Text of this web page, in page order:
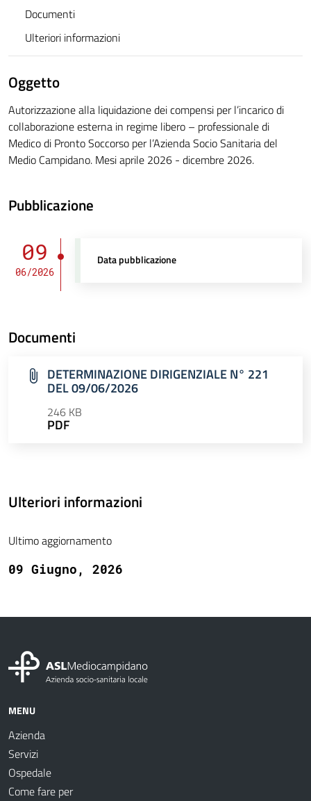
Documenti
Ulteriori informazioni
Oggetto
Autorizzazione alla liquidazione dei compensi per l’incarico di
collaborazione esterna in regime libero – professionale di
Medico di Pronto Soccorso per l’Azienda Socio Sanitaria del
Medio Campidano. Mesi aprile 2026 - dicembre 2026.
Pubblicazione
09
06/2026
Data pubblicazione
Documenti
DETERMINAZIONE DIRIGENZIALE N° 221
DEL 09/06/2026
246 KB
PDF
Ulteriori informazioni
Ultimo aggiornamento
09 Giugno, 2026
MENU
Azienda
Servizi
Ospedale
Come fare per